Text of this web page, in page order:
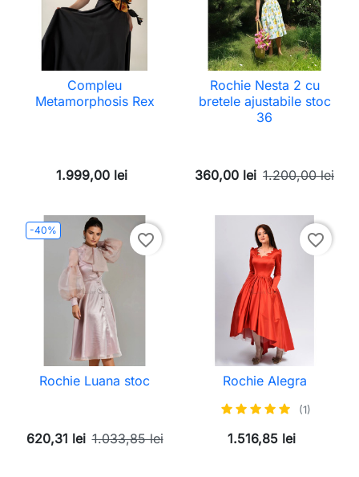
Compleu
Metamorphosis Rex
1.999,00 lei
Rochie Nesta 2 cu
bretele ajustabile stoc
36
360,00 lei 1.200,00 lei
-40%
favorite_border
Rochie Luana stoc
620,31 lei 1.033,85 lei
favorite_border
Rochie Alegra
(1)
1.516,85 lei